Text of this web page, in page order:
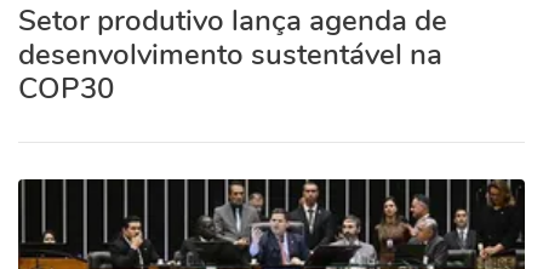
Setor produtivo lança agenda de
desenvolvimento sustentável na
COP30